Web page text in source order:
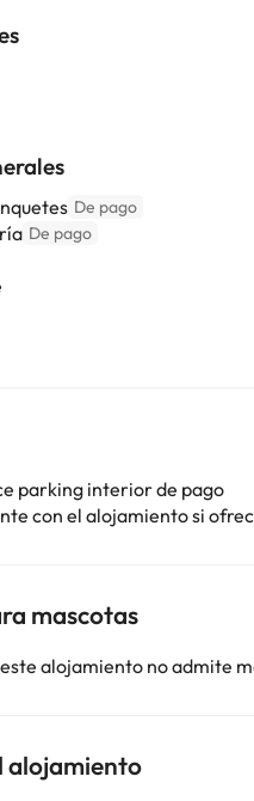
De pago
De pago
parking interior de pago
con el alojamiento si
mascotas
alojamiento no admite
alojamiento